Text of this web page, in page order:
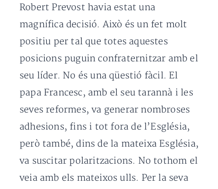
Robert Prevost havia estat una
magnífica decisió. Això és un fet molt
positiu per tal que totes aquestes
posicions puguin confraternitzar amb el
seu líder. No és una qüestió fàcil. El
papa Francesc, amb el seu tarannà i les
seves reformes, va generar nombroses
adhesions, fins i tot fora de l’Església,
però també, dins de la mateixa Església,
va suscitar polaritzacions. No tothom el
veia amb els mateixos ulls. Per la seva